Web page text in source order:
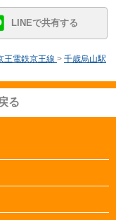
LINEで共有する
王電鉄京王線 > 千歳烏山駅
る